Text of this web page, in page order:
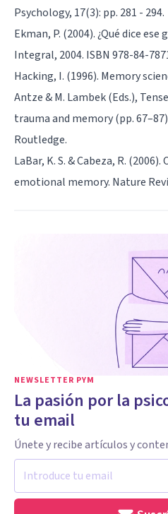
Psychology, 17(3): pp. 281 - 294.
Ekman, P. (2004). ¿Qué dice
Integral, 2004. ISBN 978-84-
Hacking, I. (1996). Memory
Antze & M. Lambek (Eds.),
trauma and memory (pp.
Routledge.
LaBar, K. S. & Cabeza, R.
emotional memory. Nature
NEWSLETTER PYM
La pasión por la
tu email
Únete y recibe artículos y